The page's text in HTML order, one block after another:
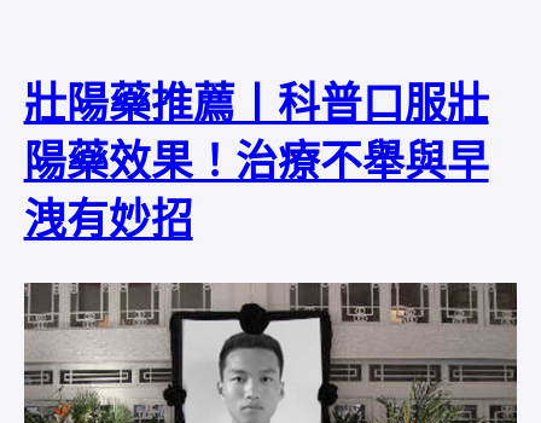
壯陽藥推薦丨科普口服壯
陽藥效果！治療不舉與早
洩有妙招